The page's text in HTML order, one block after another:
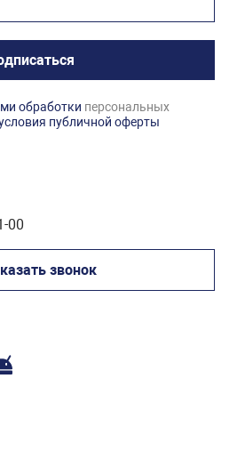
обработки персональных
публичной оферты
00
звонок